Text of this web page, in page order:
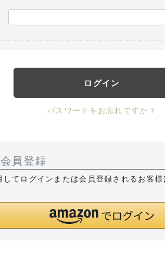
ログイン
パスワードをお忘れですか？
員登録
てログインまたは会員登録されるお客